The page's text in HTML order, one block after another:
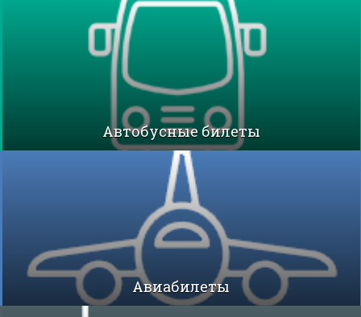
Автобусные билеты
Авиабилеты